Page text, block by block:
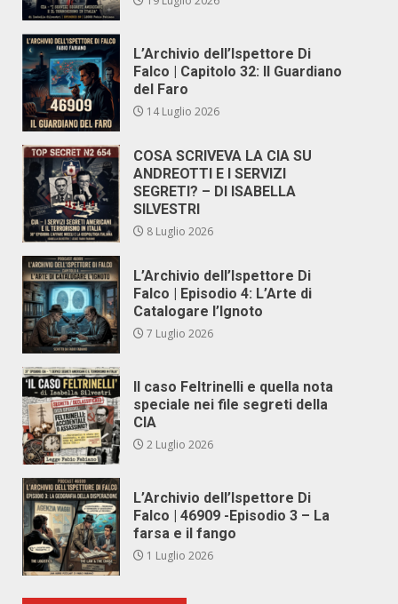
L’Archivio dell’Ispettore Di
Falco | Capitolo 32: Il Guardiano
del Faro
14 Luglio 2026
COSA SCRIVEVA LA CIA SU
ANDREOTTI E I SERVIZI
SEGRETI? – DI ISABELLA
SILVESTRI
8 Luglio 2026
L’Archivio dell’Ispettore Di
Falco | Episodio 4: L’Arte di
Catalogare l’Ignoto
7 Luglio 2026
Il caso Feltrinelli e quella nota
speciale nei file segreti della
CIA
2 Luglio 2026
L’Archivio dell’Ispettore Di
Falco | 46909 -Episodio 3 – La
farsa e il fango
1 Luglio 2026